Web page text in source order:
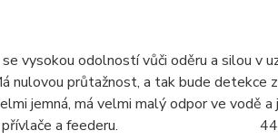
vysokou odolností vůči oděru a silou v
nulovou průtažnost, a tak bude detekce
jemná, má velmi malý odpor ve vodě a
všech stylů přívlače a feederu. 44